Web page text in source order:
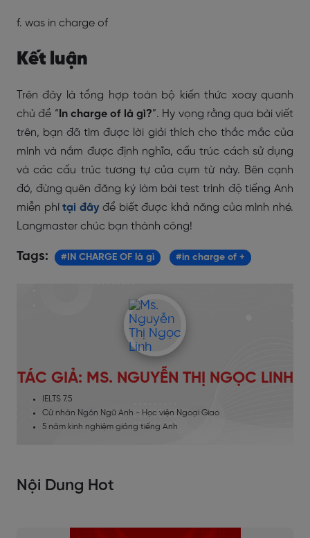
f. was in charge of
Kết luận
Trên đây là tổng hợp toàn bộ kiến thức xoay quanh
chủ đề “ In charge of là gì?”. Hy vọng rằng qua bài viết
trên, bạn đã tìm được lời giải thích cho thắc mắc của
mình và nắm được định nghĩa, cấu trúc cách sử dụng
và các cấu trúc tương tự của cụm từ này. Bên cạnh
đó, đừng quên đăng ký làm bài test trình độ tiếng Anh
miễn phítại đây để biết được khả năng của mình nhé.
Langmaster chúc bạn thành công!
Tags: #IN CHARGE OF là gì #in charge of +
TÁC GIẢ: MS. NGUYỄN THỊ NGỌC LINH
IELTS 7.5
Cử nhân Ngôn Ngữ Anh - Học viện Ngoại Giao
5 năm kinh nghiệm giảng tiếng Anh
Nội Dung Hot